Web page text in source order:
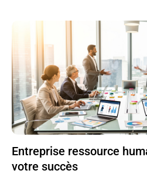
Entreprise ressource
votre succès